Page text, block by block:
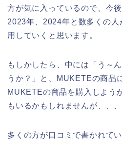
方が気に入っているので、今
2023年、2024年と数多くの人
用していくと思います。
もしかしたら、中には「う～
うか？」と、MUKETEの商品
MUKETEの商品を購入しよう
もいるかもしれませんが、、、
多くの方が口コミで書かれて